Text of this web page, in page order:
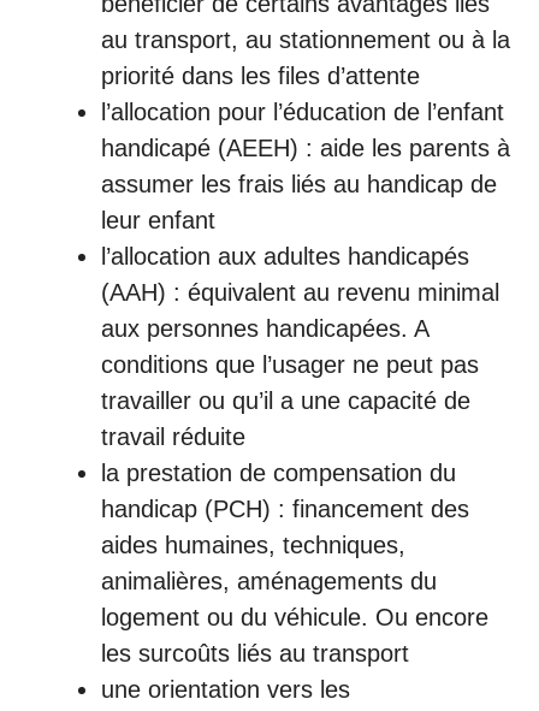
au transport, au stationnement ou à la
priorité dans les files d’attente
l’allocation pour l’éducation de l’enfant
handicapé (AEEH) : aide les parents à
assumer les frais liés au handicap de
leur enfant
l’allocation aux adultes handicapés
(AAH) : équivalent au revenu minimal
aux personnes handicapées. A
conditions que l’usager ne peut pas
travailler ou qu’il a une capacité de
travail réduite
la prestation de compensation du
handicap (PCH) : financement des
aides humaines, techniques,
animalières, aménagements du
logement ou du véhicule. Ou encore
les surcoûts liés au transport
une orientation vers les